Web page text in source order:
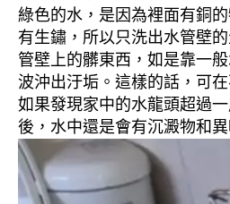
綠色的水，是因為裡面有銅
有生鏽，所以只洗出水管壁的
管壁上的髒東西，如是靠一
波沖出汙垢。這樣的話，可
如果發現家中的水龍頭超過
後，水中還是會有沉澱物和